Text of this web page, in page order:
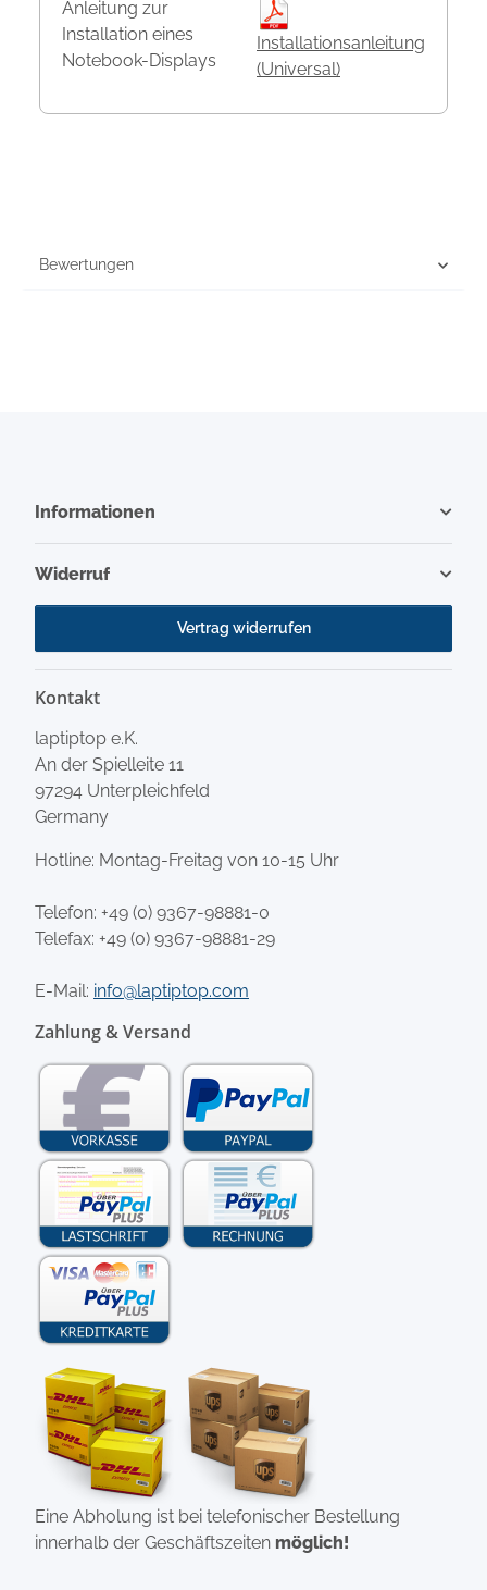
Anleitung zur
Installation eines
Notebook-Displays
Installationsanleitung
(Universal)
Bewertungen
Informationen
Widerruf
Vertrag widerrufen
Kontakt
laptiptop e.K.
An der Spielleite 11
97294 Unterpleichfeld
Germany
Hotline: Montag-Freitag von 10-15 Uhr
Telefon: +49 (0) 9367-98881-0
Telefax: +49 (0) 9367-98881-29
E-Mail: info@laptiptop.com
Zahlung & Versand
Eine Abholung ist bei telefonischer Bestellung
innerhalb der Geschäftszeiten möglich!